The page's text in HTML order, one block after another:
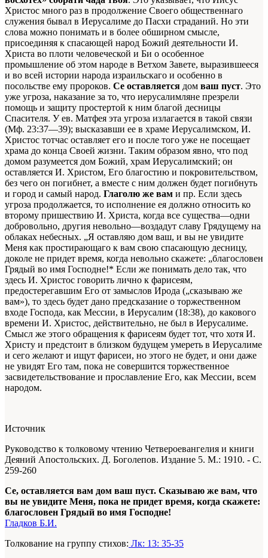
Христос много раз в продолжение Своего общественнаго
служения бывал в Иерусалиме до Пасхи страданий. Но эти
слова можно понимать и в более обширном смысле,
присоединяя к спасающей народ Божий деятельности И.
Христа во плоти человеческой и Би о особенное
промышление об этом народе в Ветхом Завете, выразившееся
и во всей истории народа израильскаго и особенно в
посольстве ему пророков. Се оставляется дом ваш пуст. Это
уже угроза, наказание за то, что иерусалимляне презрели
помощь и защиту простертой к ним благой десницы
Спасителя. У ев. Матфея эта угроза излагается в такой связи
(Мф. 23:37—39); высказавши ее в храме Иерусалимском, И.
Христос тотчас оставляет его и после того уже не посещает
храма до конца Своей жизни. Таким образом явно, что под
домом разумеется дом Божий, храм Иерусалимский; он
оставляется И. Христом, Его благостию и покровительством,
без чего он погибнет, а вместе с ним должен будет погибнуть
и город и самый народ. Глаголю же вам и пр. Если здесь
угроза продолжается, то исполнение ея должно относить ко
второму пришествию И. Христа, когда все существа—одни
добровольно, другия невольно—воздадут славу Грядущему на
облаках небесных. „Я оставляю дом ваш, и вы не увидите
Меня как простирающаго к вам свою спасающую десницу,
доколе не придет время, когда невольно скажете: „благословен
Грядый во имя Господне!* Если же понимать дело так, что
здесь И. Христос говорить лично к фарисеям,
предостерегавшим Его от замыслов Ирода („сказываю же
вам»), то здесь будет дано предсказание о торжественном
входе Господа, как Мессии, в Иерусалим (18:38), до какового
времени И. Христос, действительно, не был в Иерусалиме.
Смысл же этого обращения к фарисеям будет тот, что хотя И.
Христу и предстоит в близком будущем умереть в Иерусалиме
и сего желают и ищут фарисеи, но этого не будет, и они даже
не увидят Его там, пока не совершится торжественное
засвидетельствование и прославление Его, как Мессии, всем
народом.
Источник
Руководство к толковому чтению Четвероевангелия и книги
Деяний Апостольских. Д. Боголепов. Издание 5. М.: 1910. - С.
259-260
Се, оставляется вам дом ваш пуст. Сказываю же вам, что
вы не увидите Меня, пока не придет время, когда скажете:
благословен Грядый во имя Господне!
Гладков Б.И.
Толкование на группу стихов: Лк: 13: 35-35